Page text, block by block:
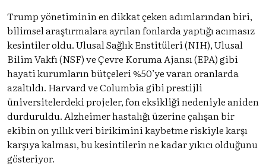
Trump yönetiminin en dikkat çeken adımlarından biri,
bilimsel araştırmalara ayrılan fonlarda yaptığı acımasız
kesintiler oldu. Ulusal Sağlık Enstitüleri (NIH), Ulusal
Bilim Vakfı (NSF) ve Çevre Koruma Ajansı (EPA) gibi
hayati kurumların bütçeleri %50’ye varan oranlarda
azaltıldı. Harvard ve Columbia gibi prestijli
üniversitelerdeki projeler, fon eksikliği nedeniyle aniden
durduruldu. Alzheimer hastalığı üzerine çalışan bir
ekibin on yıllık veri birikimini kaybetme riskiyle karşı
karşıya kalması, bu kesintilerin ne kadar yıkıcı olduğunu
gösteriyor.